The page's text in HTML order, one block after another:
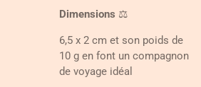
Dimensions ⚖️
6,5 x 2 cm et son poids de
10 g en font un compagnon
de voyage idéal